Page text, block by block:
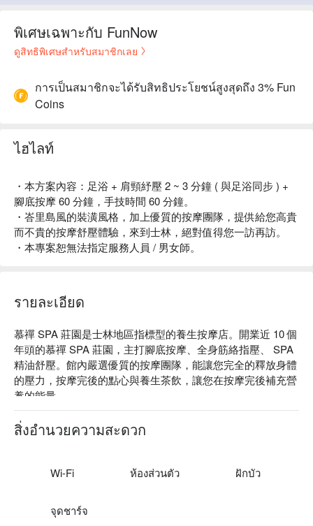
พิเศษเฉพาะกับ FunNow
ดูสิทธิพิเศษสำหรับสมาชิกเลย
การเป็นสมาชิกจะได้รับสิทธิประโยชน์สูงสุดถึง 3% Fun
Coins
ไฮไลท์
・本方案內容：足浴 + 肩頸紓壓 2 ~ 3 分鐘 ( 與足浴同步 ) +
腳底按摩 60 分鐘，手技時間 60 分鐘。
・峇里島風的裝潢風格，加上優質的按摩團隊，提供給您高貴
而不貴的按摩舒壓體驗，來到士林，絕對值得您一訪再訪。
・本專案恕無法指定服務人員 / 男女師。
รายละเอียด
慕禪 SPA 莊園是士林地區指標型的養生按摩店。開業近 10 個
年頭的慕禪 SPA 莊園，主打腳底按摩、全身筋絡指壓、 SPA
精油舒壓。館內嚴選優質的按摩團隊，能讓您完全的釋放身體
的壓力，按摩完後的點心與養生茶飲，讓您在按摩完後補充營
養的能量。
慕禪 SPA 莊園評價：Google 4.5 星、平台 4.5 星好評
慕禪 SPA 莊園提供顧客身體經絡舒壓、精油芳療、壓力舒壓
慕禪 SPA 莊園以大量木質調的裝潢，搭配許多峇里島風的擺
偽出國度假風。
慕禪 SPA 莊園預約、慕禪 SPA 莊園價格、慕禪 SPA 莊園優
สิ่งอำนวยความสะดวก
Wi-Fi ห้องส่วนตัว ฝักบัว
จุดชาร์จ